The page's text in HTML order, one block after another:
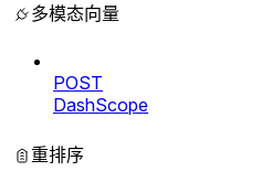
多模态向量
POST
DashScope
重排序